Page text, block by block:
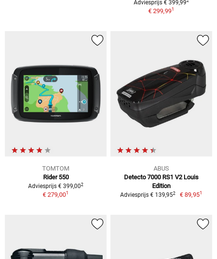
Adviesprijs € 399,99
€ 299,991
TOMTOM
Rider 550
Adviesprijs € 399,002
€ 279,001
ABUS
Detecto 7000 RS1 V2 Louis
Edition
Adviesprijs € 139,952 € 89,951